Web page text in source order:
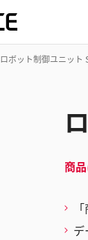
ロボット制御ユニット
商